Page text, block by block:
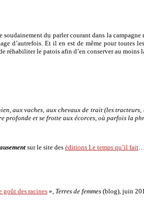
soudainement du parler courant dans la
d’autrefois. Et il en est de même pour toutes
réhabiliter le patois afin d’en conserver au moins
aux vaches, aux chevaux de trait (les
profonde et se frotte aux écorces, où parfois la
sur le site des éditions Le temps qu’il fait
goût des racines», Terres de femmes (blog), juin